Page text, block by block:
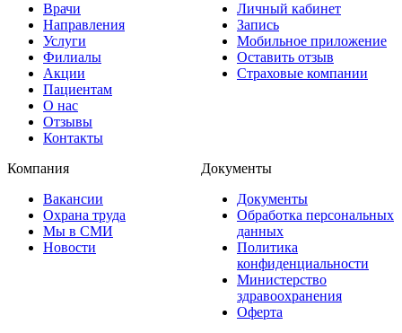
Врачи
Направления
Услуги
Филиалы
Акции
Пациентам
О нас
Отзывы
Контакты
Личный кабинет
Запись
Мобильное приложение
Оставить отзыв
Страховые компании
Компания
Вакансии
Охрана труда
Мы в СМИ
Новости
Документы
Документы
Обработка персональных
данных
Политика
конфиденциальности
Министерство
здравоохранения
Оферта